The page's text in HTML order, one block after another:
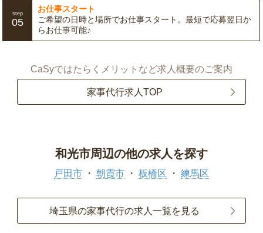
step
05
お仕事スタート
ご希望の日時と場所でお仕事スタート。最短で応募翌日か
らお仕事可能♪
CaSyではたらくメリットなど求人概要のご案内
家事代行求人TOP
和光市周辺の他の求人を探す
戸田市 朝霞市 板橋区 練馬区
埼玉県の家事代行の求人一覧を見る